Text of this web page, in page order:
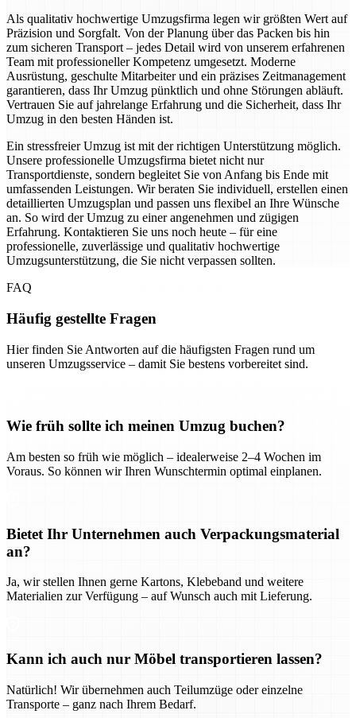
Als qualitativ hochwertige Umzugsfirma legen wir größten Wert auf
Präzision und Sorgfalt. Von der Planung über das Packen bis hin
zum sicheren Transport – jedes Detail wird von unserem erfahrenen
Team mit professioneller Kompetenz umgesetzt. Moderne
Ausrüstung, geschulte Mitarbeiter und ein präzises Zeitmanagement
garantieren, dass Ihr Umzug pünktlich und ohne Störungen abläuft.
Vertrauen Sie auf jahrelange Erfahrung und die Sicherheit, dass Ihr
Umzug in den besten Händen ist.
Ein stressfreier Umzug ist mit der richtigen Unterstützung möglich.
Unsere professionelle Umzugsfirma bietet nicht nur
Transportdienste, sondern begleitet Sie von Anfang bis Ende mit
umfassenden Leistungen. Wir beraten Sie individuell, erstellen einen
detaillierten Umzugsplan und passen uns flexibel an Ihre Wünsche
an. So wird der Umzug zu einer angenehmen und zügigen
Erfahrung. Kontaktieren Sie uns noch heute – für eine
professionelle, zuverlässige und qualitativ hochwertige
Umzugsunterstützung, die Sie nicht verpassen sollten.
FAQ
Häufig gestellte Fragen
Hier finden Sie Antworten auf die häufigsten Fragen rund um
unseren Umzugsservice – damit Sie bestens vorbereitet sind.
Wie früh sollte ich meinen Umzug buchen?
Am besten so früh wie möglich – idealerweise 2–4 Wochen im
Voraus. So können wir Ihren Wunschtermin optimal einplanen.
Bietet Ihr Unternehmen auch Verpackungsmaterial
an?
Ja, wir stellen Ihnen gerne Kartons, Klebeband und weitere
Materialien zur Verfügung – auf Wunsch auch mit Lieferung.
Kann ich auch nur Möbel transportieren lassen?
Natürlich! Wir übernehmen auch Teilumzüge oder einzelne
Transporte – ganz nach Ihrem Bedarf.